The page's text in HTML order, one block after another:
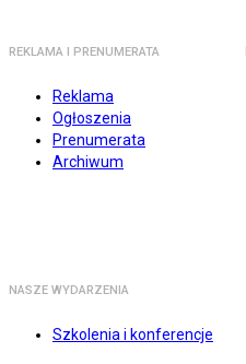
REKLAMA I PRENUMERATA
Reklama
Ogłoszenia
Prenumerata
Archiwum
NASZE WYDARZENIA
Szkolenia i konferencje